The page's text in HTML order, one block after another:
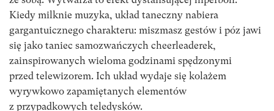
Kiedy milknie muzyka, układ taneczny nabiera
gargantuicznego charakteru: miszmasz gestów i póz jawi
się jako taniec samozwańczych cheerleaderek,
zainspirowanych wieloma godzinami spędzonymi
przed telewizorem. Ich układ wydaje się kolażem
wyrywkowo zapamiętanych elementów
z przypadkowych teledysków.